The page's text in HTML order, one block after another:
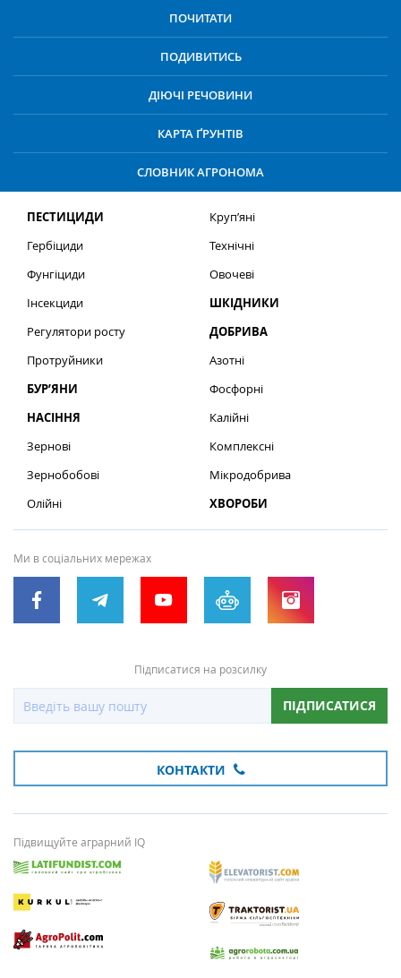
ПОЧИТАТИ
ПОДИВИТИСЬ
ДІЮЧІ РЕЧОВИНИ
КАРТА ҐРУНТІВ
СЛОВНИК АГРОНОМА
ПЕСТИЦИДИ
Гербіциди
Фунгіциди
Інсекциди
Регулятори росту
Протруйники
БУР’ЯНИ
НАСІННЯ
Зернові
Зернобобові
Олійні
Круп’яні
Технічні
Овочеві
ШКІДНИКИ
ДОБРИВА
Азотні
Фосфорні
Калійні
Комплексні
Мікродобрива
ХВОРОБИ
Ми в соціальних мережах
Підписатися на розсилку
ПІДПИСАТИСЯ
КОНТАКТИ
Підвищуйте аграрний IQ